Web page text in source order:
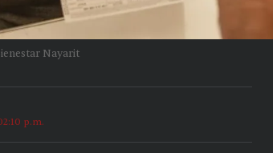
Nayarit
p.m.